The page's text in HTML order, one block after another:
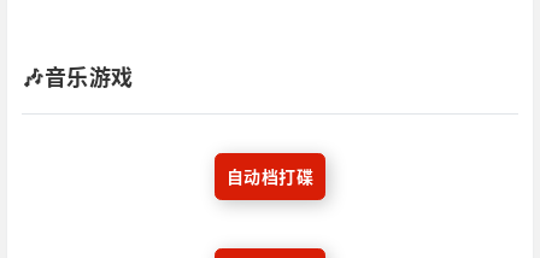
🎶音乐游戏
自动档打碟